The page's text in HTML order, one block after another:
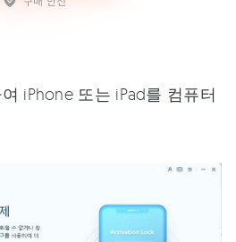
iPhone 또는 iPad를 컴퓨터